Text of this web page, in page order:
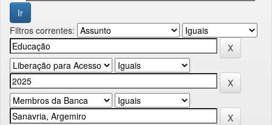
Filtros correntes: